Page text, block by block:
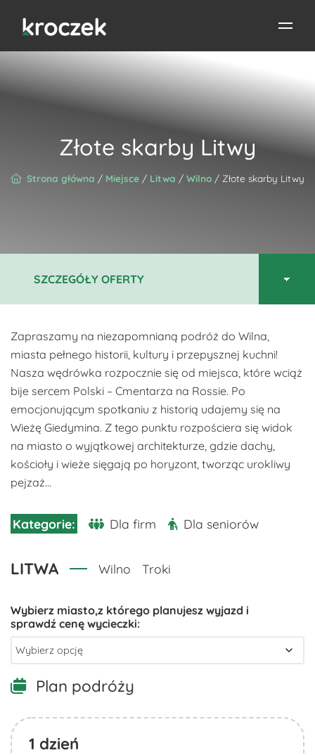
Złote skarby Litwy
Strona główna / Miejsce / Litwa / Wilno / Złote skarby Litwy
Zapraszamy na niezapomnianą podróż do Wilna,
miasta pełnego historii, kultury i przepysznej kuchni!
Nasza wędrówka rozpocznie się od miejsca, które wciąż
bije sercem Polski – Cmentarza na Rossie. Po
emocjonującym spotkaniu z historią udajemy się na
Wieżę Giedymina. Z tego punktu rozpościera się widok
na miasto o wyjątkowej architekturze, gdzie dachy,
kościoły i wieże sięgają po horyzont, tworząc urokliwy
pejzaż...
Dla firm Dla seniorów
LITWA Wilno Troki
Plan podróży
1 dzień